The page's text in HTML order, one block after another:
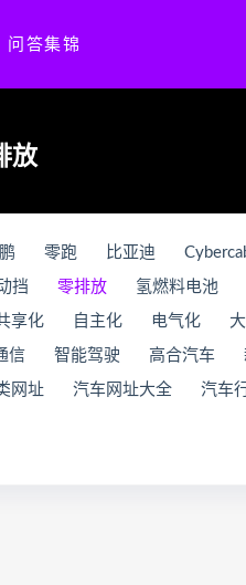
问答集锦
放
零跑 比亚迪
挡 零排放 氢燃料电池
享化 自主化 电气化
信 智能驾驶 高合汽车
网址 汽车网址大全 汽车